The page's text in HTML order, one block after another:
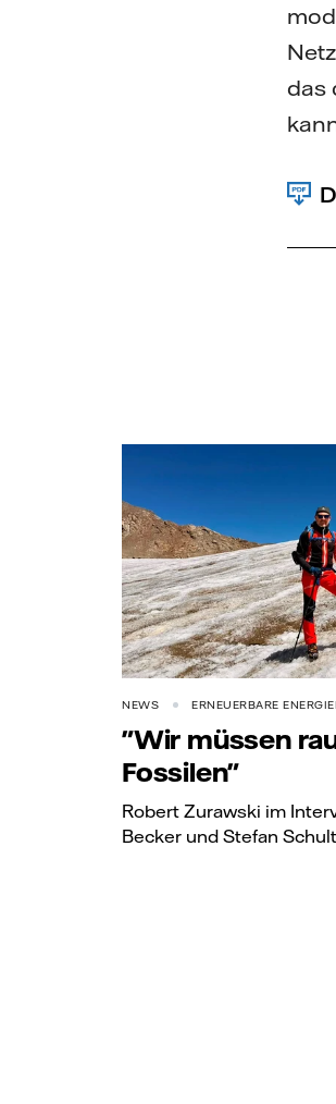
das
NEWS ERNEUERBARE
"Wir müssen
Fossilen"
Robert Zurawski im
Becker und Stefan